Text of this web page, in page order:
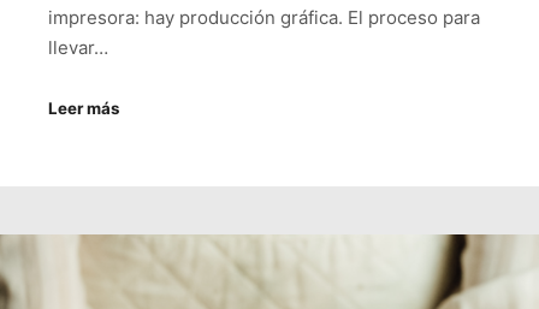
impresora: hay producción gráfica. El proceso para
llevar…
Leer más